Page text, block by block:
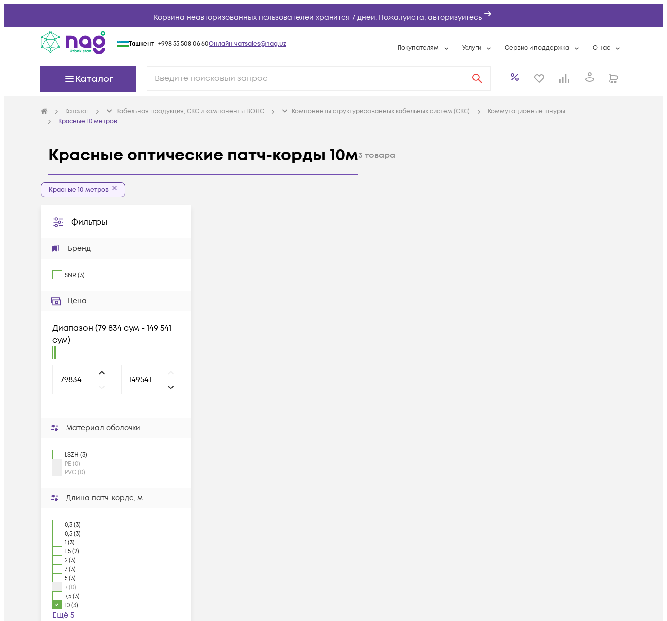
Корзина неавторизованных пользователей хранится 7 дней. Пожалуйста, авторизуйтесь
Ташкент +998 55 508 06 60Онлайн чатsales@nag.uz Покупателям
Вопросы и ответы
Услуги
Расширенная гарантия
Сервис и поддержка
Разовые выездные работы
Сервисный центр
О нас
Контактная
Каталог
Каталог Кабельная продукция, СКС и компоненты ВОЛС Компоненты структурированных кабельных систем (СКС)
Коммутационные шнуры
Красные 10 метров
Красные оптические патч-корды 10м3 товара
Фильтры
Бренд
SNR (3)
Цена
Диапазон (79 834 сум - 149 541
сум)
Материал оболочки
LSZH (3)
PE (0)
PVC (0)
Длина патч-корда, м
0,3 (3)
0,5 (3)
1 (3)
1,5 (2)
2 (3)
3 (3)
5 (3)
7 (0)
7,5 (3)
10 (3)
Ещё 5
Красные 10 метров